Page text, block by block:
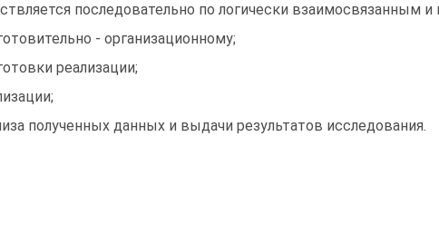
последовательно по логически взаимосвязанным
- организационному;
реализации;
полученных данных и выдачи результатов исследования.